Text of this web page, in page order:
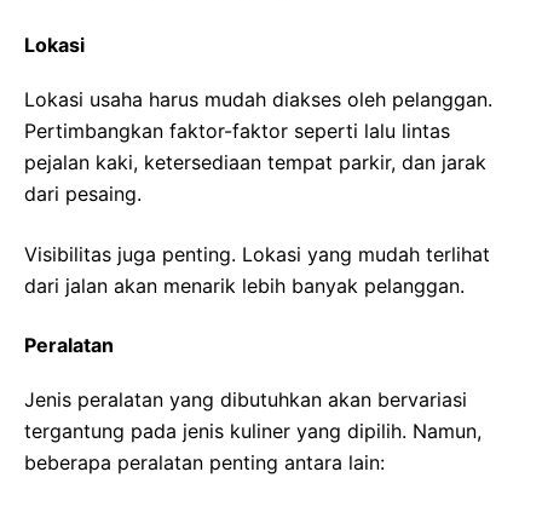
Lokasi
Lokasi usaha harus mudah diakses oleh pelanggan.
Pertimbangkan faktor-faktor seperti lalu lintas
pejalan kaki, ketersediaan tempat parkir, dan jarak
dari pesaing.
Visibilitas juga penting. Lokasi yang mudah terlihat
dari jalan akan menarik lebih banyak pelanggan.
Peralatan
Jenis peralatan yang dibutuhkan akan bervariasi
tergantung pada jenis kuliner yang dipilih. Namun,
beberapa peralatan penting antara lain: